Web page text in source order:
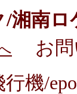
湘南
お
機/